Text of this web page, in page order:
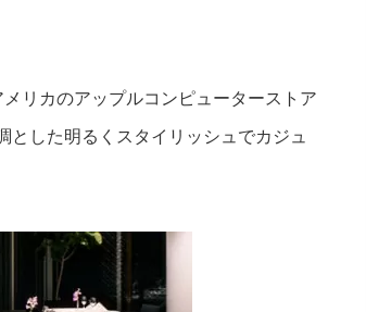
リカのアップルコンピューターストア
した明るくスタイリッシュでカジュ